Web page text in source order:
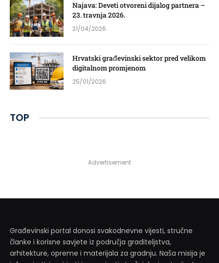
Najava: Deveti otvoreni dijalog partnera –
23. travnja 2026.
21/04/2026
Hrvatski građevinski sektor pred velikom
digitalnom promjenom
25/01/2026
TOP
Advertisement
Građevinski portal donosi svakodnevne vijesti, stručne
članke i korisne savjete iz područja graditeljstva,
arhitekture, opreme i materijala za gradnju. Naša misija je